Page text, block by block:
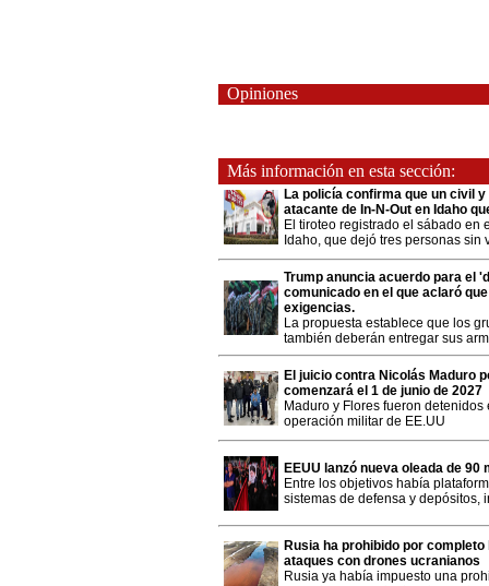
Opiniones
Más información en esta sección:
La policía confirma que un civil
atacante de In-N-Out en Idaho
El tiroteo registrado el sábado en
Idaho, que dejó tres personas
Trump anuncia acuerdo para el
comunicado en el que aclaró
exigencias.
La propuesta establece que los
también deberán entregar sus
El juicio contra Nicolás Maduro
comenzará el 1 de junio de 2027
Maduro y Flores fueron
operación militar de EE.UU
EEUU lanzó nueva oleada de
Entre los objetivos había
sistemas de defensa y depósitos,
Rusia ha prohibido por
ataques con drones ucranianos
Rusia ya había impuesto una